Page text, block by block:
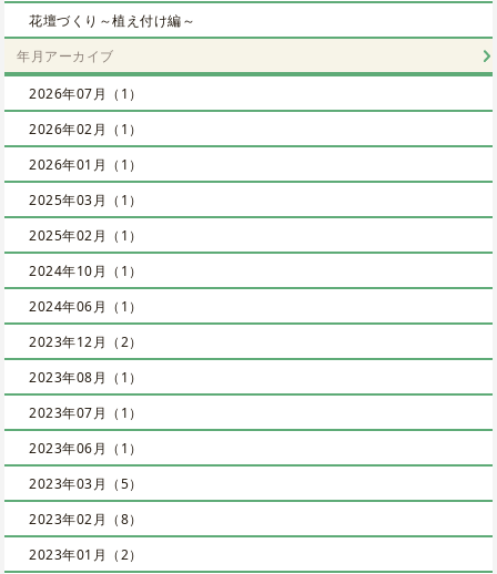
花壇づくり～植え付け編～
年月アーカイブ
2026年07月（1）
2026年02月（1）
2026年01月（1）
2025年03月（1）
2025年02月（1）
2024年10月（1）
2024年06月（1）
2023年12月（2）
2023年08月（1）
2023年07月（1）
2023年06月（1）
2023年03月（5）
2023年02月（8）
2023年01月（2）